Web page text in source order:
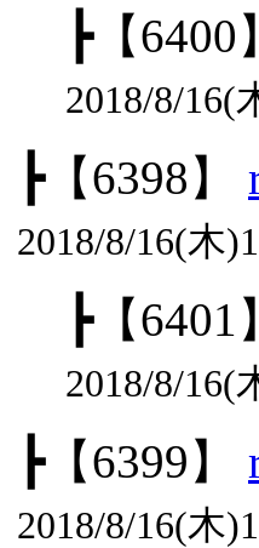
┣【6400
2018/8/16(
┣【6398】
2018/8/16(木
┣【6401
2018/8/16(
┣【6399】
2018/8/16(木